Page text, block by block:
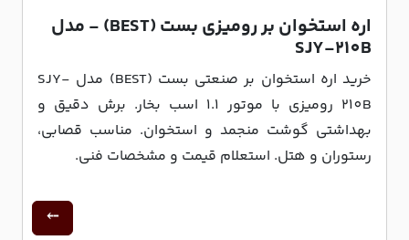
اره استخوان بر رومیزی بست (BEST) - مدل
SJY-210B
خرید اره استخوان بر صنعتی بست (BEST) مدل SJY-
210B رومیزی با موتور 1.1 اسب بخار. برش دقیق و
بهداشتی گوشت منجمد و استخوان. مناسب قصابی،
رستوران و هتل. استعلام قیمت و مشخصات فنی.